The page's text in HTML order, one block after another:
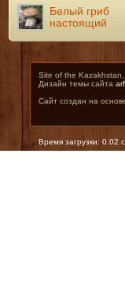
Белый гриб
настоящий
Site of the
Дизайн темы сайта
Сайт создан на
Время загрузки: 0.02